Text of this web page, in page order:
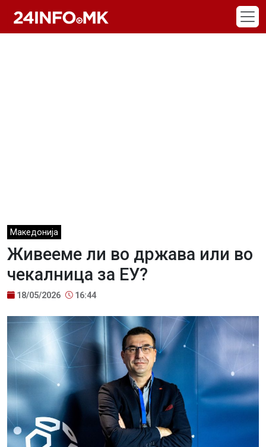
Македонија
Живееме ли во држава или во
чекалница за ЕУ?
18/05/2026 16:44